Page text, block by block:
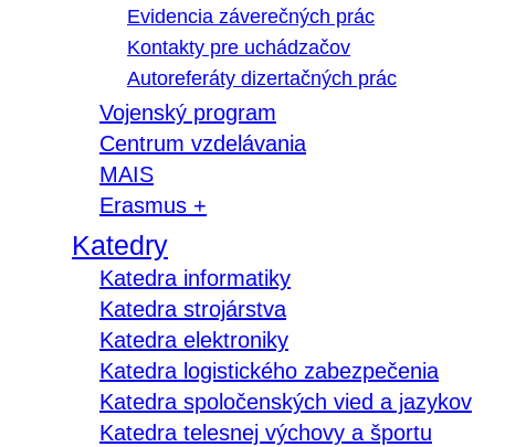
Evidencia záverečných prác
Kontakty pre uchádzačov
Autoreferáty dizertačných prác
Vojenský program
Centrum vzdelávania
MAIS
Erasmus +
Katedry
Katedra informatiky
Katedra strojárstva
Katedra elektroniky
Katedra logistického zabezpečenia
Katedra spoločenských vied a jazykov
Katedra telesnej výchovy a športu